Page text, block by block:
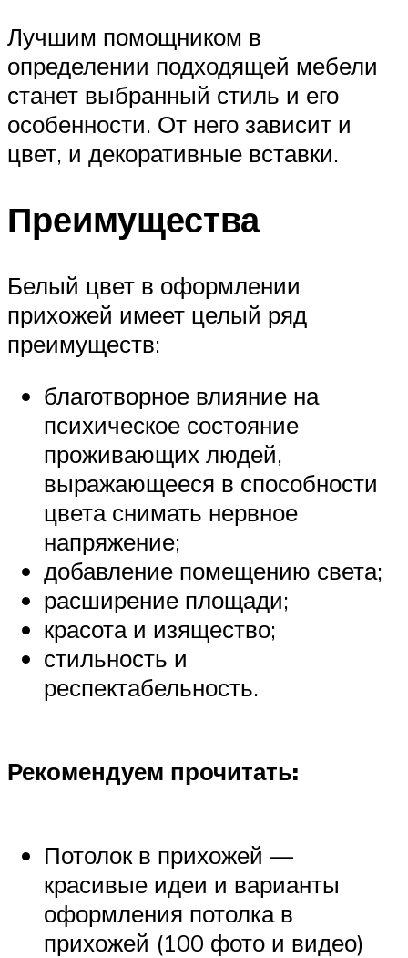
Лучшим помощником в
определении подходящей мебели
станет выбранный стиль и его
особенности. От него зависит и
цвет, и декоративные вставки.
Преимущества
Белый цвет в оформлении
прихожей имеет целый ряд
преимуществ:
благотворное влияние на
психическое состояние
проживающих людей,
выражающееся в способности
цвета снимать нервное
напряжение;
добавление помещению света;
расширение площади;
красота и изящество;
стильность и
респектабельность.
Рекомендуем прочитать:
Потолок в прихожей —
красивые идеи и варианты
оформления потолка в
прихожей (100 фото и видео)